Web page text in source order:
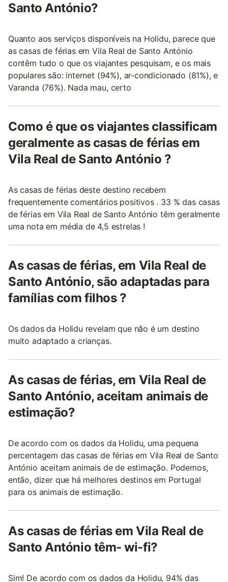
Santo António?
Quanto aos serviços disponíveis na Holidu, parece que
as casas de férias em Vila Real de Santo António
contêm tudo o que os viajantes pesquisam, e os mais
populares são: internet (94%), ar-condicionado (81%), e
Varanda (76%). Nada mau, certo
Como é que os viajantes classificam
geralmente as casas de férias em
Vila Real de Santo António ?
As casas de férias deste destino recebem
frequentemente comentários positivos . 33 % das casas
de férias em Vila Real de Santo António têm geralmente
uma nota em média de 4,5 estrelas !
As casas de férias, em Vila Real de
Santo António, são adaptadas para
famílias com filhos ?
Os dados da Holidu revelam que não é um destino
muito adaptado a crianças.
As casas de férias, em Vila Real de
Santo António, aceitam animais de
estimação?
De acordo com os dados da Holidu, uma pequena
percentagem das casas de férias em Vila Real de Santo
António aceitam animais de de estimação. Podemos,
então, dizer que há melhores destinos em Portugal
para os animais de estimação.
As casas de férias em Vila Real de
Santo António têm- wi-fi?
Sim! De acordo com os dados da Holidu, 94% das